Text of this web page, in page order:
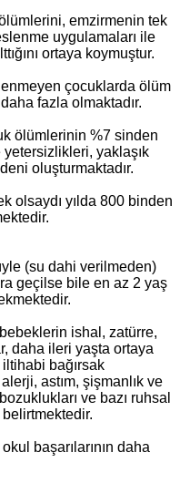
emzirmenin tek
uygulamaları ile
ortaya koymuştur.
çocuklarda ölüm
fazla olmaktadır.
ölümlerinin %7 sinden
yaklaşık
oluşturmaktadır.
olsaydı yılda 800 binden
(su dahi verilmeden)
geçilse bile en az 2 yaş
ishal, zatürre,
daha ileri yaşta ortaya
bağırsak
astım, şişmanlık ve
ve bazı ruhsal
başarılarının daha